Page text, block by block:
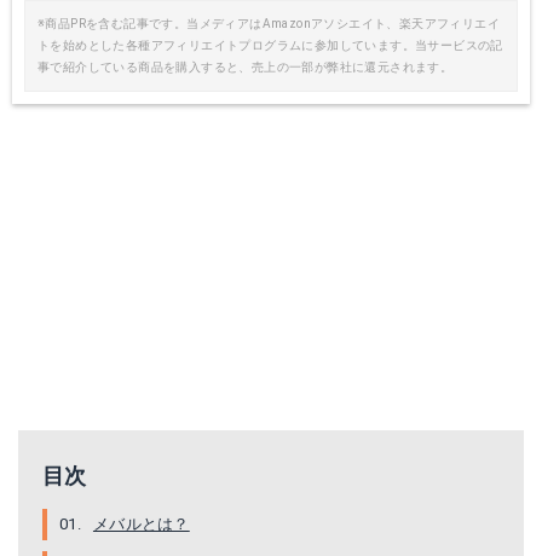
※商品PRを含む記事です。当メディアはAmazonアソシエイト、楽天アフィリエイ
トを始めとした各種アフィリエイトプログラムに参加しています。当サービスの記
事で紹介している商品を購入すると、売上の一部が弊社に還元されます。
目次
メバルとは？